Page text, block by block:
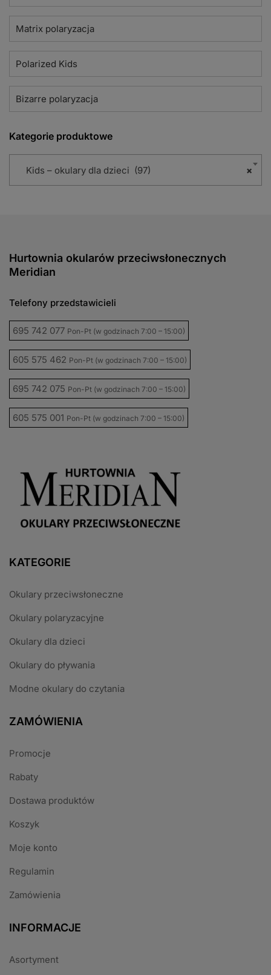
Matrix polaryzacja
Polarized Kids
Bizarre polaryzacja
Kategorie produktowe
×
Kids – okulary dla dzieci (97)
Hurtownia okularów przeciwsłonecznych
Meridian
Telefony przedstawicieli
695 742 077 Pon-Pt (w godzinach 7:00 – 15:00)
605 575 462 Pon-Pt (w godzinach 7:00 – 15:00)
695 742 075 Pon-Pt (w godzinach 7:00 – 15:00)
605 575 001 Pon-Pt (w godzinach 7:00 – 15:00)
KATEGORIE
Okulary przeciwsłoneczne
Okulary polaryzacyjne
Okulary dla dzieci
Okulary do pływania
Modne okulary do czytania
ZAMÓWIENIA
Promocje
Rabaty
Dostawa produktów
Koszyk
Moje konto
Regulamin
Zamówienia
INFORMACJE
Asortyment